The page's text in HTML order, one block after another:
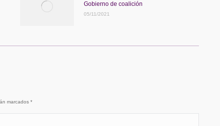
Gobierno de coalición
05/11/2021
marcados *